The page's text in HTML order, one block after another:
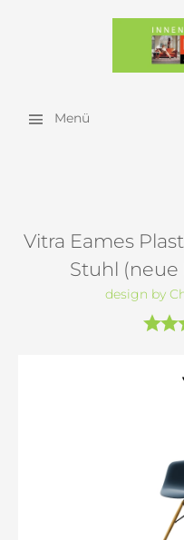
Menü
Vitra Eames
Stuhl
design by